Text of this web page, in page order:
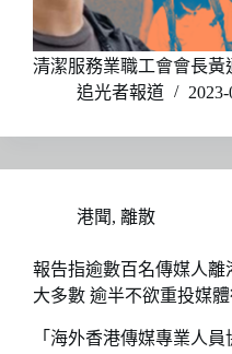
清潔服務業職工會會長
追光者報道
2023-
港聞, 離散
報告指逾數百名傳媒人離
大多數 逾半不欲重投媒
「海外香港傳媒專業人